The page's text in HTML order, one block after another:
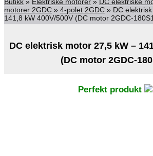
motorer 2GDC » 4-polet 2GDC » DC
141,8 kW 400V/500V (DC motor 2GDC-
DC elektrisk motor 27,5 kW –
(DC motor 2GDC-
Perfekt produkt